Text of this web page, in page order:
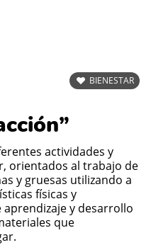
BIENESTAR
orientados al trabajo de
y gruesas utilizando a
físicas y
y desarrollo
que